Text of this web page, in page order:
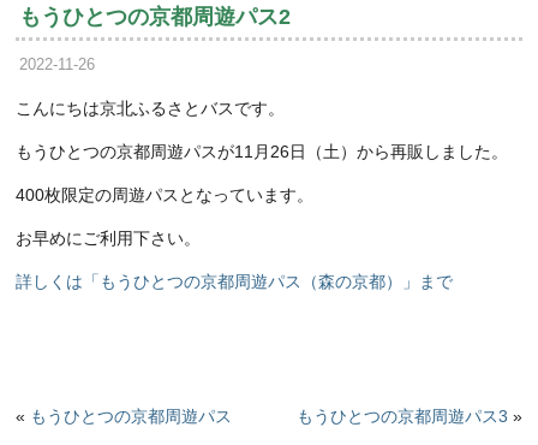
もうひとつの京都周遊パス2
2022-11-26
こんにちは京北ふるさとバスです。
もうひとつの京都周遊パスが11月26日（土）から再販しました。
400枚限定の周遊パスとなっています。
お早めにご利用下さい。
詳しくは「もうひとつの京都周遊パス（森の京都）」まで
« もうひとつの京都周遊パス もうひとつの京都周遊パス3 »